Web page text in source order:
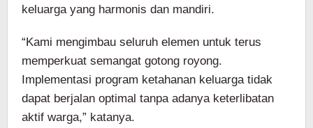
keluarga yang harmonis dan mandiri.
“Kami mengimbau seluruh elemen untuk terus
memperkuat semangat gotong royong.
Implementasi program ketahanan keluarga tidak
dapat berjalan optimal tanpa adanya keterlibatan
aktif warga,” katanya.